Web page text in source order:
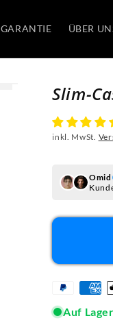
GARANTIE ÜBER
Slim-
inkl. MwSt.
Omid
Auf